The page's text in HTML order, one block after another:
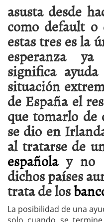
asusta desde
como default
estas tres es la
esperanza
significa
situación
de España el
que tomarlo
se dio en
al tratarse de
españolay no
dichos países
trata de los
La posibilidad de una